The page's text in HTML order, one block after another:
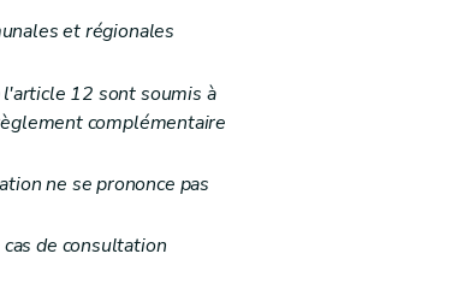
et régionales
12 sont soumis à
complémentaire
ne se prononce pas
de consultation